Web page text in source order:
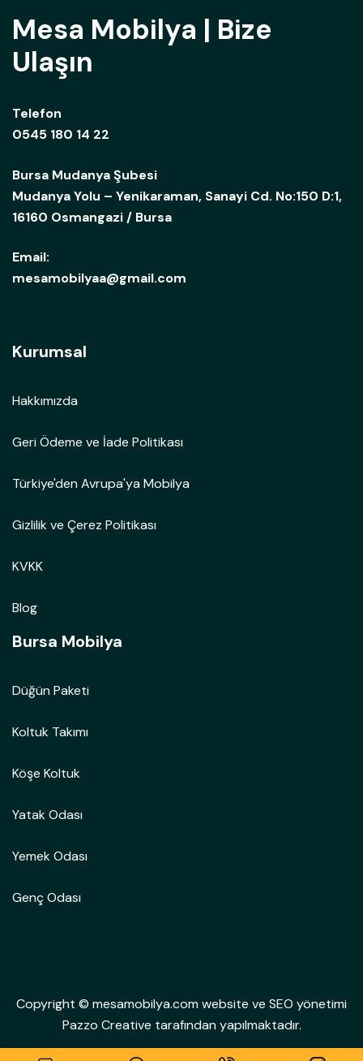
Mesa Mobilya | Bize
Ulaşın
Telefon
0545 180 14 22
Bursa Mudanya Şubesi
Mudanya Yolu – Yenikaraman, Sanayi Cd. No:150 D:1,
16160 Osmangazi / Bursa
Email:
mesamobilyaa@gmail.com
Kurumsal
Hakkımızda
Geri Ödeme ve İade Politikası
Türkiye'den Avrupa'ya Mobilya
Gizlilik ve Çerez Politikası
KVKK
Blog
Bursa Mobilya
Düğün Paketi
Koltuk Takımı
Köşe Koltuk
Yatak Odası
Yemek Odası
Genç Odası
Copyright © mesamobilya.com website ve SEO yönetimi
Pazzo Creative tarafından yapılmaktadır.